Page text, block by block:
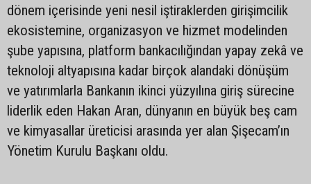
dönem içerisinde yeni nesil iştiraklerden girişimcilik
ekosistemine, organizasyon ve hizmet modelinden
şube yapısına, platform bankacılığından yapay zekâ ve
teknoloji altyapısına kadar birçok alandaki dönüşüm
ve yatırımlarla Bankanın ikinci yüzyılına giriş sürecine
liderlik eden Hakan Aran, dünyanın en büyük beş cam
ve kimyasallar üreticisi arasında yer alan Şişecam’ın
Yönetim Kurulu Başkanı oldu.